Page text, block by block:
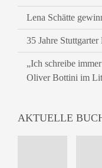
Lena Schätte
35 Jahre Stuttgarter
„Ich schreibe
Oliver Bottini im
AKTUELLE